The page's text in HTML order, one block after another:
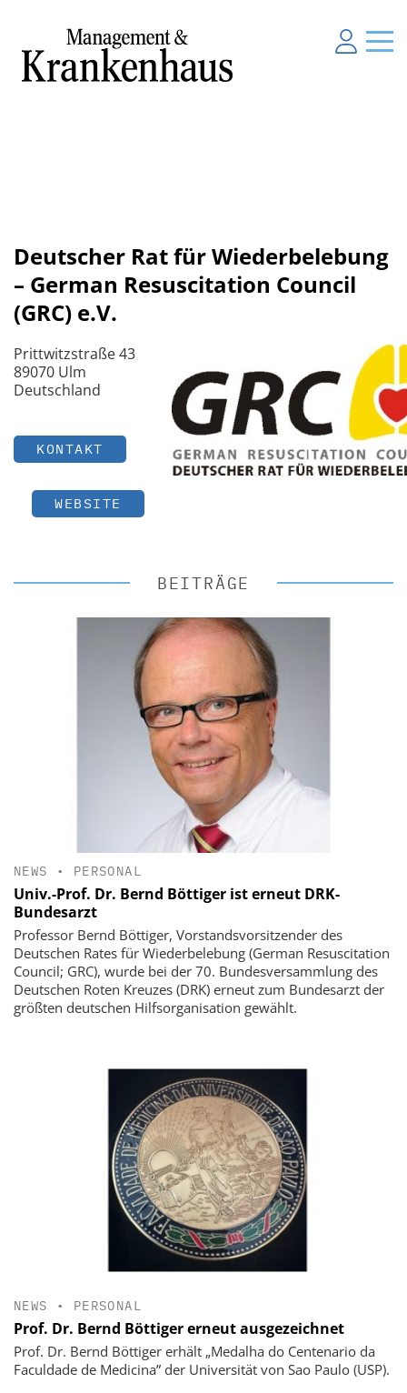
Deutscher Rat für Wiederbelebung
– German Resuscitation Council
(GRC) e.V.
Prittwitzstraße 43
89070 Ulm
Deutschland
KONTAKT
WEBSITE
BEITRÄGE
NEWS • PERSONAL
Univ.-Prof. Dr. Bernd Böttiger ist erneut DRK-
Bundesarzt
Professor Bernd Böttiger, Vorstandsvorsitzender des
Deutschen Rates für Wiederbelebung (German Resuscitation
Council; GRC), wurde bei der 70. Bundesversammlung des
Deutschen Roten Kreuzes (DRK) erneut zum Bundesarzt der
größten deutschen Hilfsorganisation gewählt.
NEWS • PERSONAL
Prof. Dr. Bernd Böttiger erneut ausgezeichnet
Prof. Dr. Bernd Böttiger erhält „Medalha do Centenario da
Faculdade de Medicina” der Universität von Sao Paulo (USP).